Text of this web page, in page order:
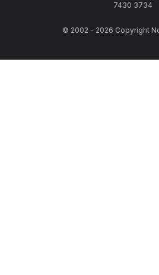
7430 3734
© 2002 - 2026 Copyright